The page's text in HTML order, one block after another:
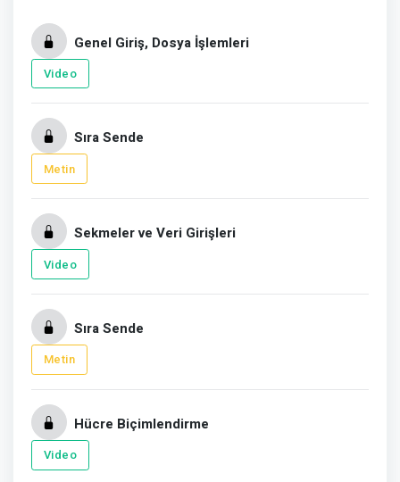
Genel Giriş, Dosya İşlemleri
Video
Sıra Sende
Metin
Sekmeler ve Veri Girişleri
Video
Sıra Sende
Metin
Hücre Biçimlendirme
Video